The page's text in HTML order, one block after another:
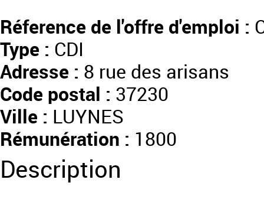
Réference de l'offre d'emploi :
Type : CDI
Adresse : 8 rue des arisans
Code postal : 37230
Ville : LUYNES
Rémunération : 1800
Description